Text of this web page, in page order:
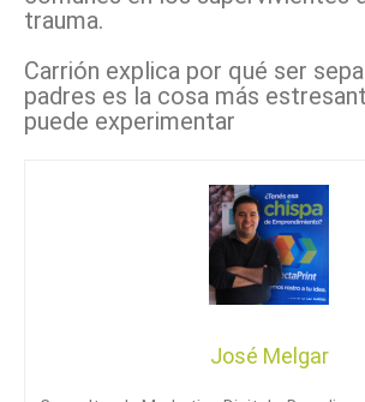
trauma.
Carrión explica por qué ser
padres es la cosa más
puede experimentar
José Melgar